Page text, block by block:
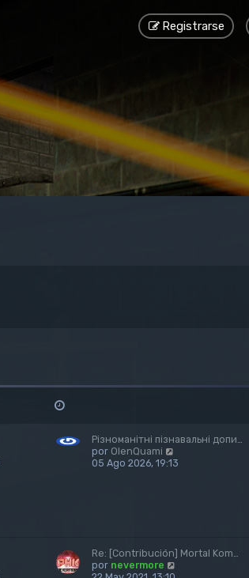
Registrarse
Різноманітні пізнавальні допи…
por OlenQuami
e
m
05 Ago 2026, 19:13
Re: [Contribución] Mortal Kom…
por nevermore